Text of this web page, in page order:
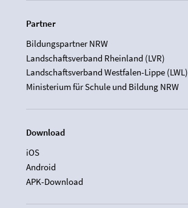
Partner
Bildungspartner NRW
Landschaftsverband Rheinland (LVR)
Landschaftsverband Westfalen-Lippe (LWL)
Ministerium für Schule und Bildung NRW
Download
iOS
Android
APK-Download